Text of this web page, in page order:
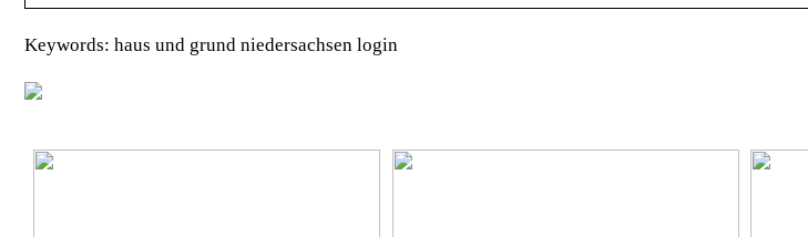
Keywords: haus und grund niedersachsen login